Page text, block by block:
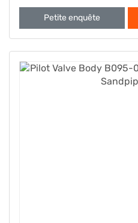
Petite enquête